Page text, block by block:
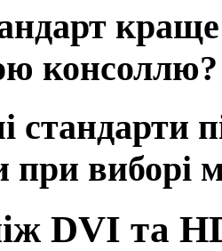
консоллю?
стандарти
при виборі
DVI та